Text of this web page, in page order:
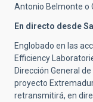
Antonio Belmonte o
En directo desde
Englobado en las
Efficiency
Dirección General
proyecto
retransmitirá, en